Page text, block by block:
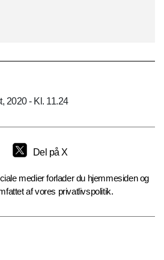
2020 - Kl. 11.24
Del på X
medier forlader du hjemmesiden og
af vores privatlivspolitik.